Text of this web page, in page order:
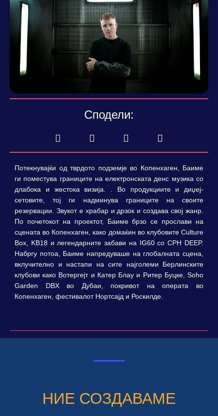
Сподели:
Потекнувајќи од тврдото подземје во Копенхаген, Баиме
ги поместува границите на електронската денс музика со
длабока и жестока визија. . Во продукциите и диџеј-
сетовите, тој ги надминува границите на своите
резервации. Звукот е храбар и дрзок и создава свој жанр.
По почетокот на проектот, Баиме брзо се прослави на
сцената во Копенхаген, како домаќин во клубовите Culture
Box, KB18 и легендарните забави на IG60 со CPH DEEP.
Набргу потоа, Баиме напредуваше на глобалната сцена,
вклучително и настапи на сите најголеми Берлинските
клубови како Вотергејт и Катер Блау и Ритер Буцке, Soho
Garden DBX во Дубаи, покривот на операта во
Копенхаген, фестивалот Нортсајд и Роскилде.
НИЕ СОЗДАВАМЕ